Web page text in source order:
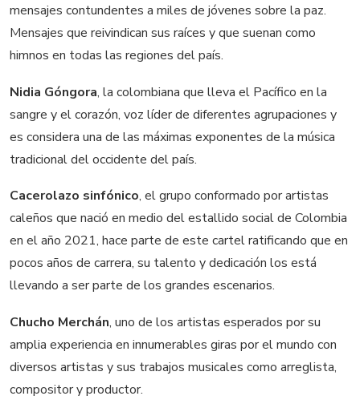
mensajes contundentes a miles de jóvenes sobre la paz.
Mensajes que reivindican sus raíces y que suenan como
himnos en todas las regiones del país.
Nidia Góngora, la colombiana que lleva el Pacífico en la
sangre y el corazón, voz líder de diferentes agrupaciones y
es considera una de las máximas exponentes de la música
tradicional del occidente del país.
Cacerolazo sinfónico, el grupo conformado por artistas
caleños que nació en medio del estallido social de Colombia
en el año 2021, hace parte de este cartel ratificando que en
pocos años de carrera, su talento y dedicación los está
llevando a ser parte de los grandes escenarios.
Chucho Merchán, uno de los artistas esperados por su
amplia experiencia en innumerables giras por el mundo con
diversos artistas y sus trabajos musicales como arreglista,
compositor y productor.